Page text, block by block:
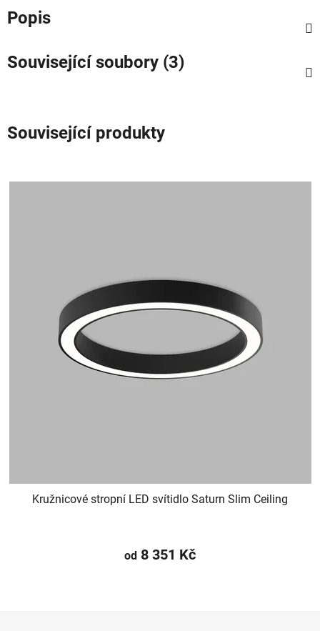
Popis
Související soubory (3)
Související produkty
Kružnicové stropní LED svítidlo Saturn Slim Ceiling
od 8 351 Kč